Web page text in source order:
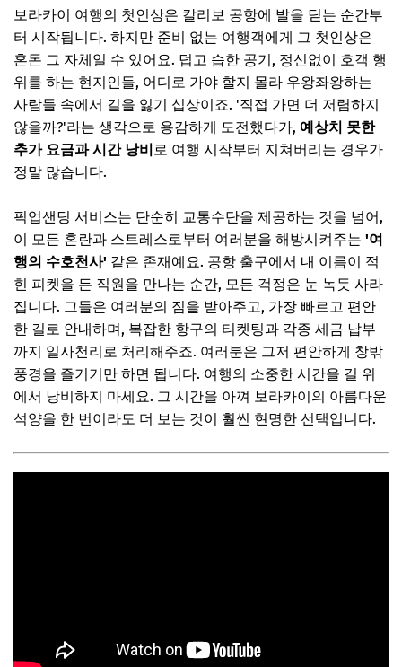
둘째, 포함 내역을 명확히 체크하세요
셋째, 한국인 응대 가능 여부
새벽 도착 비행기도 걱정 없었던 실제 경험담
자주 묻는 질문 (FAQ)
Q. 예약은 언제가 가장 좋은가요?
Q. 비행기가 연착되면 어떻게 하죠?
마무리하며: 여행의 질을 높이는 현명한 투자
보라카이 여행의 첫인상은 칼리보 공항에 발을 딛는 순간부
터 시작됩니다. 하지만 준비 없는 여행객에게 그 첫인상은
혼돈 그 자체일 수 있어요. 덥고 습한 공기, 정신없이 호객 행
위를 하는 현지인들, 어디로 가야 할지 몰라 우왕좌왕하는
사람들 속에서 길을 잃기 십상이죠. '직접 가면 더 저렴하지
않을까?'라는 생각으로 용감하게 도전했다가, 예상치 못한
추가 요금과 시간 낭비로 여행 시작부터 지쳐버리는 경우가
정말 많습니다.
픽업샌딩 서비스는 단순히 교통수단을 제공하는 것을 넘어,
이 모든 혼란과 스트레스로부터 여러분을 해방시켜주는 '여
행의 수호천사' 같은 존재예요. 공항 출구에서 내 이름이 적
힌 피켓을 든 직원을 만나는 순간, 모든 걱정은 눈 녹듯 사라
집니다. 그들은 여러분의 짐을 받아주고, 가장 빠르고 편안
한 길로 안내하며, 복잡한 항구의 티켓팅과 각종 세금 납부
까지 일사천리로 처리해주죠. 여러분은 그저 편안하게 창밖
풍경을 즐기기만 하면 됩니다. 여행의 소중한 시간을 길 위
에서 낭비하지 마세요. 그 시간을 아껴 보라카이의 아름다운
석양을 한 번이라도 더 보는 것이 훨씬 현명한 선택입니다.